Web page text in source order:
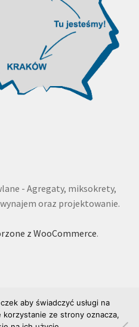
- Agregaty, miksokrety,
oraz projektowanie.
z WooCommerce.
aby świadczyć usługi na
korzystanie ze strony oznacza,